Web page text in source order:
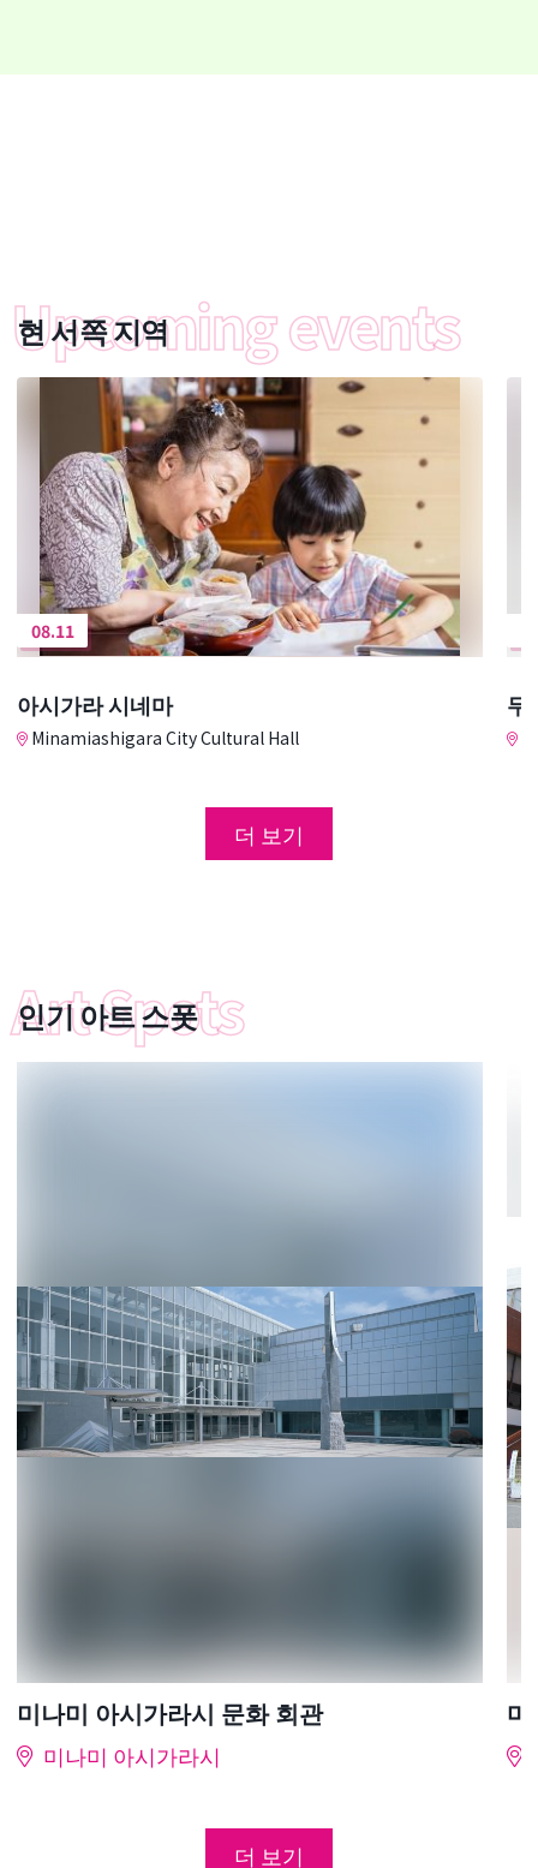
현 서쪽 지역
08.11
아시가라 시네마
Minamiashigara City Cultural Hall
무
더 보기
인기 아트 스폿
미나미 아시가라시 문화 회관
미나미 아시가라시
더 보기